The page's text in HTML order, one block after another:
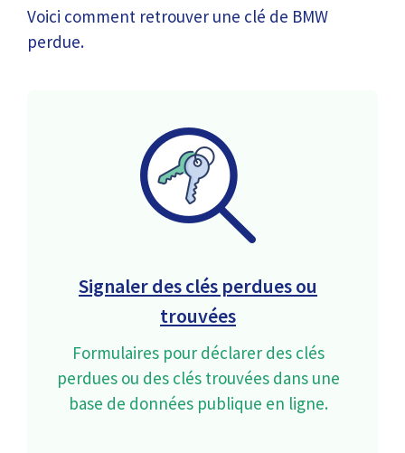
Voici comment retrouver une clé de BMW
perdue.
Signaler des clés perdues ou
trouvées
Formulaires pour déclarer des clés
perdues ou des clés trouvées dans une
base de données publique en ligne.